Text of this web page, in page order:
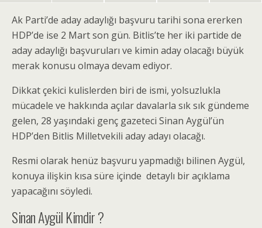
Ak Parti’de aday adaylığı başvuru tarihi sona ererken
HDP’de ise 2 Mart son gün. Bitlis’te her iki partide de
aday adaylığı başvuruları ve kimin aday olacağı büyük
merak konusu olmaya devam ediyor.
Dikkat çekici kulislerden biri de ismi, yolsuzlukla
mücadele ve hakkında açılar davalarla sık sık gündeme
gelen, 28 yaşındaki genç gazeteci Sinan Aygül’ün
HDP’den Bitlis Milletvekili aday adayı olacağı.
Resmi olarak henüz başvuru yapmadığı bilinen Aygül,
konuya ilişkin kısa süre içinde detaylı bir açıklama
yapacağını söyledi.
Sinan Aygül Kimdir ?